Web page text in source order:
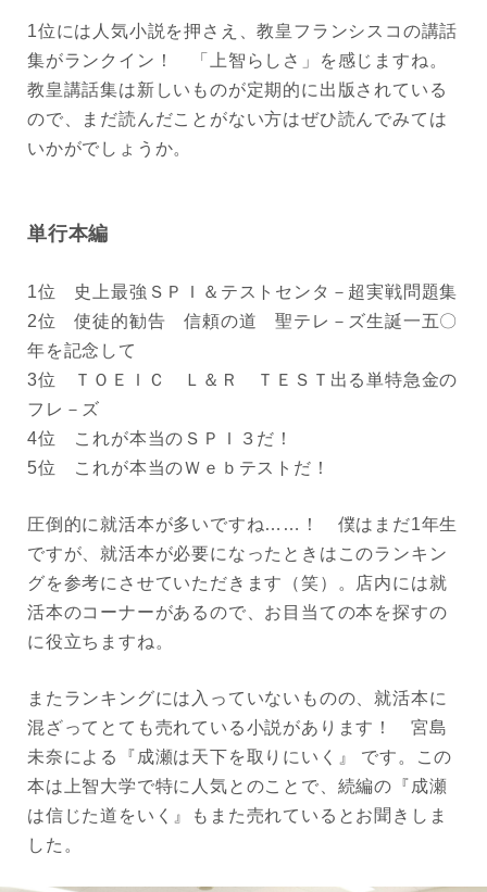
1位には人気小説を押さえ、教皇フランシスコの講話
集がランクイン！ 「上智らしさ」を感じますね。
教皇講話集は新しいものが定期的に出版されている
ので、まだ読んだことがない方はぜひ読んでみては
いかがでしょうか。
単行本編
1位 史上最強ＳＰＩ＆テストセンタ－超実戦問題集
2位 使徒的勧告 信頼の道 聖テレ－ズ生誕一五〇
年を記念して
3位 ＴＯＥＩＣ Ｌ＆Ｒ ＴＥＳＴ出る単特急金の
フレ－ズ
4位 これが本当のＳＰＩ３だ！
5位 これが本当のＷｅｂテストだ！
圧倒的に就活本が多いですね……！ 僕はまだ1年生
ですが、就活本が必要になったときはこのランキン
グを参考にさせていただきます（笑）。店内には就
活本のコーナーがあるので、お目当ての本を探すの
に役立ちますね。
またランキングには入っていないものの、就活本に
混ざってとても売れている小説があります！ 宮島
未奈による『成瀬は天下を取りにいく』 です。この
本は上智大学で特に人気とのことで、続編の『成瀬
は信じた道をいく』もまた売れているとお聞きしま
した。